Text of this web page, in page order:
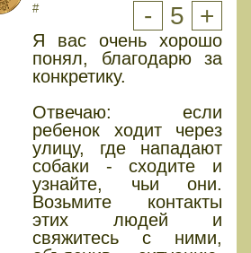
#
- 5 +
Я вас очень хорошо
понял, благодарю за
конкретику.
Отвечаю: если
ребенок ходит через
улицу, где нападают
собаки - сходите и
узнайте, чьи они.
Возьмите контакты
этих людей и
свяжитесь с ними,